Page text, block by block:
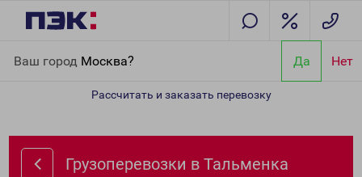
Ваш город Москва? Да Нет
Рассчитать и заказать перевозку
Грузоперевозки в Тальменка